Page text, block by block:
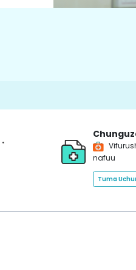
*
nafuu
Tuma